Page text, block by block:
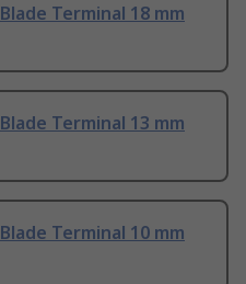
Terminal 18 mm
Terminal 13 mm
Terminal 10 mm